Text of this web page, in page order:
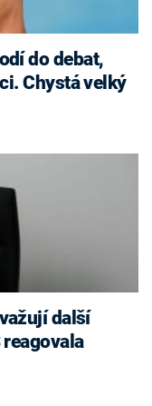
do debat,
Chystá velký